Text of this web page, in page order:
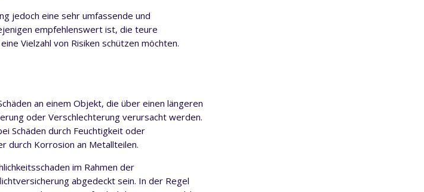
jedoch eine sehr umfassende und
empfehlenswert ist, die teure
Vielzahl von Risiken schützen möchten.
an einem Objekt, die über einen längeren
oder Verschlechterung verursacht werden.
Schäden durch Feuchtigkeit oder
durch Korrosion an Metallteilen.
im Rahmen der
abgedeckt sein. In der Regel